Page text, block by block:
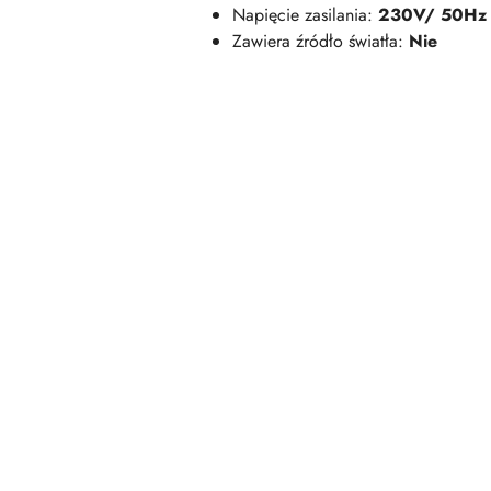
Napięcie zasilania: 230V/ 50Hz
Zawiera źródło światła: Nie